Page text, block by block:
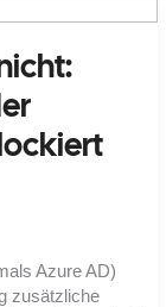
Azure AD)
zusätzliche